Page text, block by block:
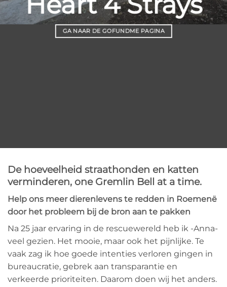
GA NAAR DE GOFUNDME PAGINA
De hoeveelheid straathonden en katten
verminderen, one Gremlin Bell at a time.
Help ons meer dierenlevens te redden in Roemenë
door het probleem bij de bron aan te pakken
Na 25 jaar ervaring in de rescuewereld heb ik -Anna-
veel gezien. Het mooie, maar ook het pijnlijke. Te
vaak zag ik hoe goede intenties verloren gingen in
bureaucratie, gebrek aan transparantie en
verkeerde prioriteiten. Daarom doen wij het anders.